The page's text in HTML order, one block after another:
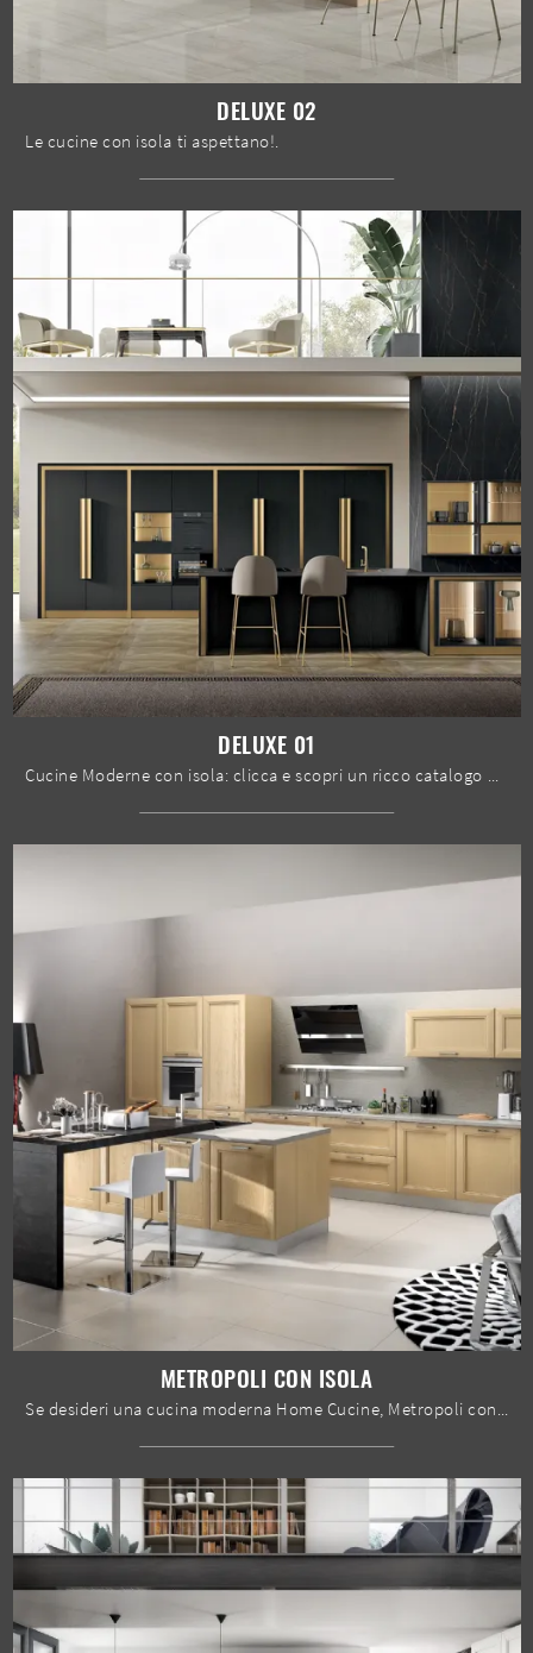
DELUXE 02
Le cucine con isola ti aspettano!.
DELUXE 01
Cucine Moderne con isola: clicca e scopri un ricco catalogo di soluzioni della firma Spar, tra cui il modello Deluxe 01.
METROPOLI CON ISOLA
Se desideri una cucina moderna Home Cucine, Metropoli con isola in melaminico ti sta aspettando nel nostro negozio di Cucine Moderne con isola.